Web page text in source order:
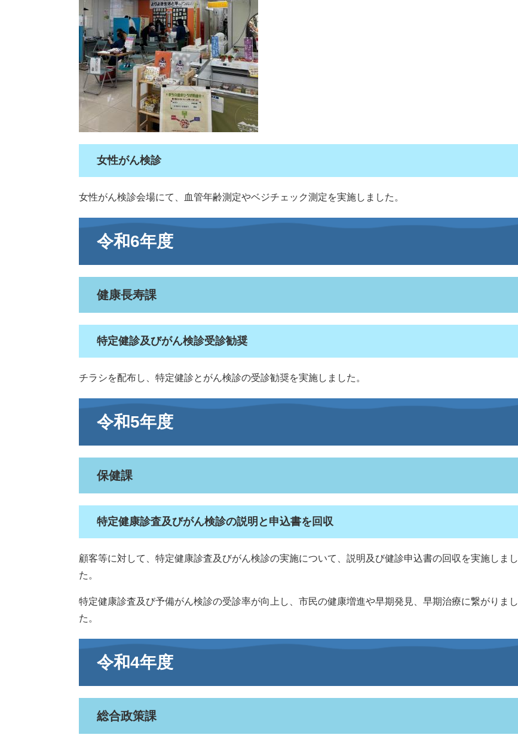
女性がん検診
女性がん検診会場にて、血管年齢測定やベジチェック測定を実施しました。
令和6年度
健康長寿課
特定健診及びがん検診受診勧奨
チラシを配布し、特定健診とがん検診の受診勧奨を実施しました。
令和5年度
保健課
特定健康診査及びがん検診の説明と申込書を回収
顧客等に対して、特定健康診査及びがん検診の実施について、説明及び健診申込書の回収を実施しまし
た。
特定健康診査及び予備がん検診の受診率が向上し、市民の健康増進や早期発見、早期治療に繋がりまし
た。
令和4年度
総合政策課